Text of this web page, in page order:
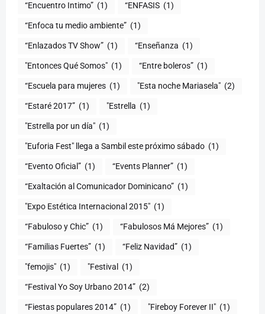
“Encuentro Intimo” (1) “ENFASIS (1)
“Enfoca tu medio ambiente” (1)
“Enlazados TV Show” (1) “Enseñanza (1)
"Entonces Qué Somos" (1) “Entre boleros” (1)
“Escuela para mujeres (1) "Esta noche Mariasela" (2)
“Estaré 2017” (1) "Estrella (1)
"Estrella por un día" (1)
"Euforia Fest" llega a Sambil este próximo sábado (1)
“Evento Oficial” (1) “Events Planner” (1)
“Exaltación al Comunicador Dominicano” (1)
"Expo Estética Internacional 2015" (1)
“Fabuloso y Chic” (1) “Fabulosos Má Mejores” (1)
“Familias Fuertes” (1) “Feliz Navidad” (1)
"femojis" (1) "Festival (1)
“Festival Yo Soy Urbano 2014” (2)
“Fiestas populares 2014” (1) "Fireboy Forever II" (1)